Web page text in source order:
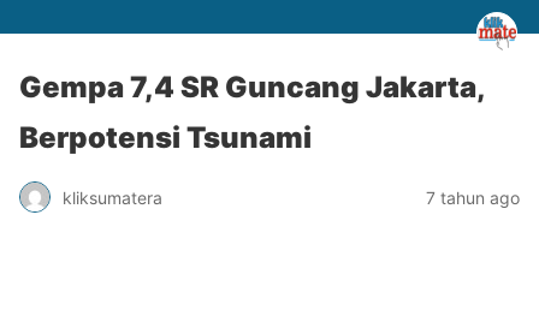
Gempa 7,4 SR Guncang Jakarta,
Berpotensi Tsunami
kliksumatera 7 tahun ago